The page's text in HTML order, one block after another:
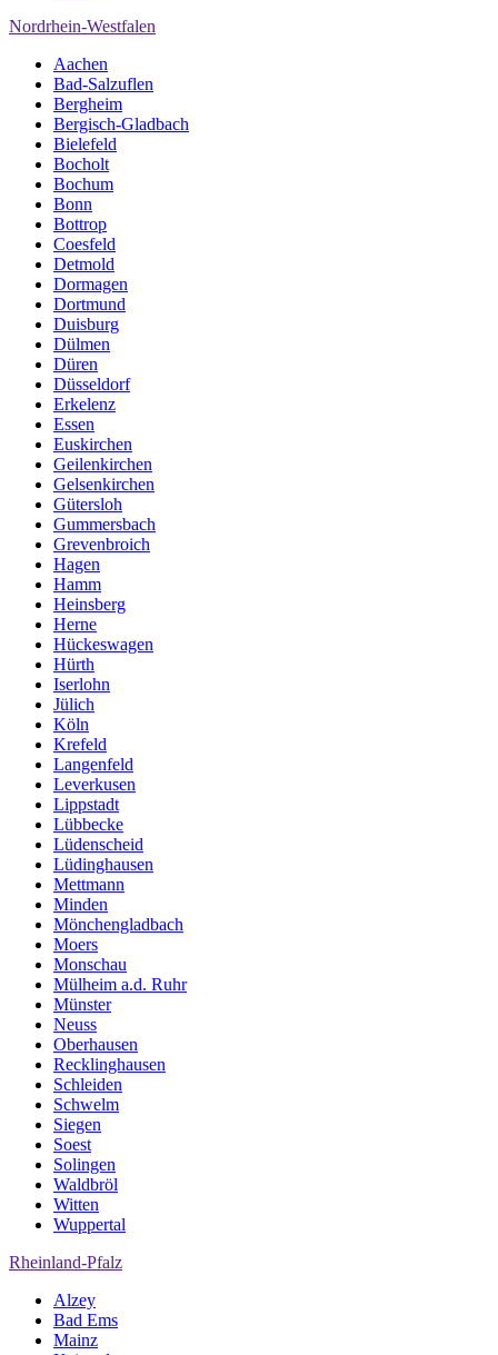
Nordrhein-Westfalen
Aachen
Bad-Salzuflen
Bergheim
Bergisch-Gladbach
Bielefeld
Bocholt
Bochum
Bonn
Bottrop
Coesfeld
Detmold
Dormagen
Dortmund
Duisburg
Dülmen
Düren
Düsseldorf
Erkelenz
Essen
Euskirchen
Geilenkirchen
Gelsenkirchen
Gütersloh
Gummersbach
Grevenbroich
Hagen
Hamm
Heinsberg
Herne
Hückeswagen
Hürth
Iserlohn
Jülich
Köln
Krefeld
Langenfeld
Leverkusen
Lippstadt
Lübbecke
Lüdenscheid
Lüdinghausen
Mettmann
Minden
Mönchengladbach
Moers
Monschau
Mülheim a.d. Ruhr
Münster
Neuss
Oberhausen
Recklinghausen
Schleiden
Schwelm
Siegen
Soest
Solingen
Waldbröl
Witten
Wuppertal
Rheinland-Pfalz
Alzey
Bad Ems
Mainz